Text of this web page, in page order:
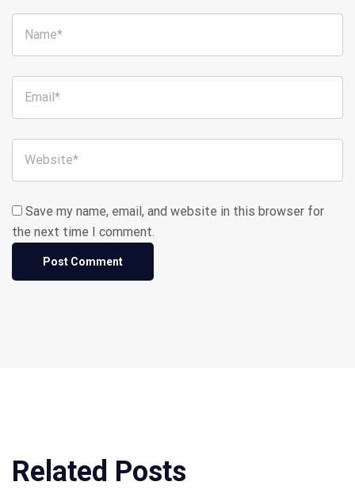
Save my name, email, and website in this browser for
the next time I comment.
Related Posts